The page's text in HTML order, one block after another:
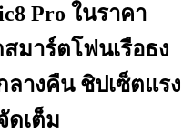
Pro ในราคา
สมาร์ตโฟนเรือธง
ลางคืน ชิปเซ็ตแรง
ดเต็ม